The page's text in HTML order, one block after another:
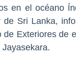
en el océano
Sri Lanka,
de Exteriores de